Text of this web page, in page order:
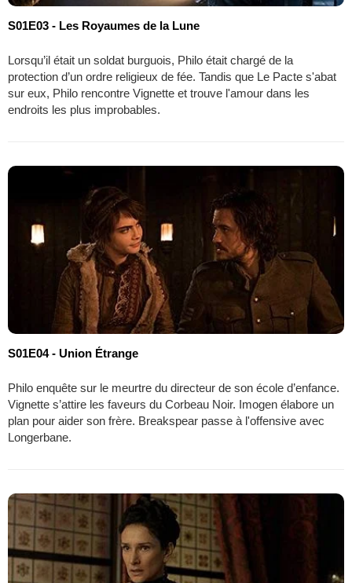
S01E03 - Les Royaumes de la Lune
Lorsqu’il était un soldat burguois, Philo était chargé de la
protection d’un ordre religieux de fée. Tandis que Le Pacte s'abat
sur eux, Philo rencontre Vignette et trouve l'amour dans les
endroits les plus improbables.
S01E04 - Union Étrange
Philo enquête sur le meurtre du directeur de son école d’enfance.
Vignette s’attire les faveurs du Corbeau Noir. Imogen élabore un
plan pour aider son frère. Breakspear passe à l'offensive avec
Longerbane.